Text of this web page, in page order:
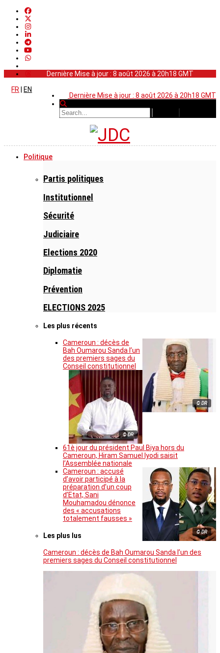
Dernière Mise à jour : 8 août 2026 à 20h18 GMT
Dernière Mise à jour : 8 août 2026 à 20h18 GMT
FR
EN
Politique
Partis politiques
Institutionnel
Sécurité
Judiciaire
Elections 2020
Diplomatie
Prévention
ELECTIONS 2025
Les plus récents
© DR
Cameroun : décès de
Bah Oumarou Sanda l’un
des premiers sages du
Conseil constitutionnel
© DR
61è jour du président Paul Biya hors du
Cameroun, Hiram Samuel Iyodi saisit
l’Assemblée nationale
© DR
Cameroun : accusé
d’avoir participé à la
préparation d’un coup
d’Etat, Sani
Mouhamadou dénonce
des « accusations
totalement fausses »
Les plus lus
Cameroun : décès de Bah Oumarou Sanda l’un des
premiers sages du Conseil constitutionnel